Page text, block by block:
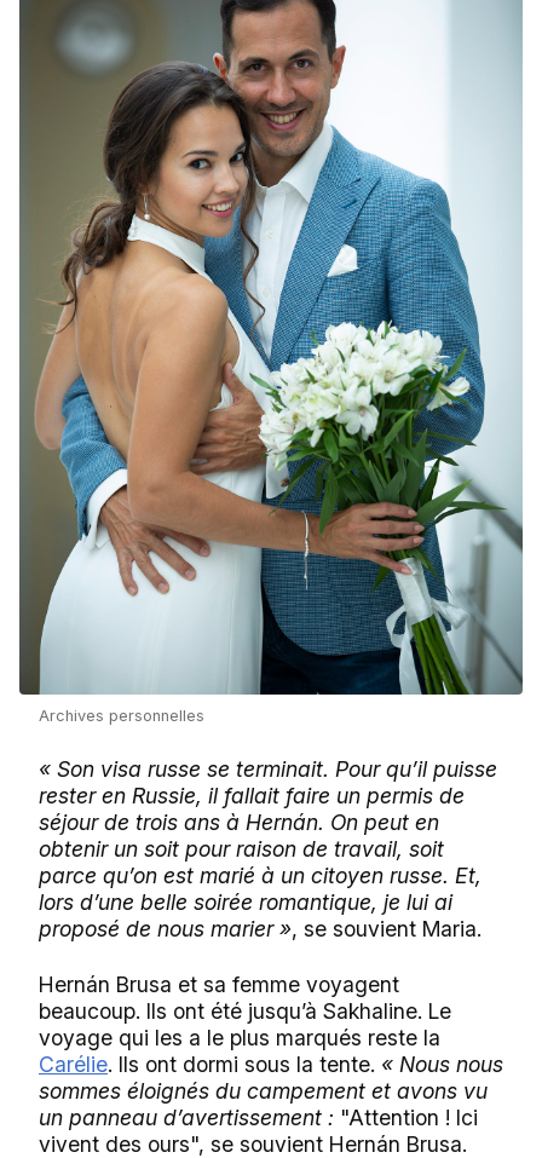
Archives personnelles
« Son visa russe se terminait. Pour qu’il puisse
rester en Russie, il fallait faire un permis de
séjour de trois ans à Hernán. On peut en
obtenir un soit pour raison de travail, soit
parce qu’on est marié à un citoyen russe. Et,
lors d’une belle soirée romantique, je lui ai
proposé de nous marier », se souvient Maria.
Hernán Brusa et sa femme voyagent
beaucoup. Ils ont été jusqu’à Sakhaline. Le
voyage qui les a le plus marqués reste la
Carélie. Ils ont dormi sous la tente. « Nous nous
sommes éloignés du campement et avons vu
un panneau d’avertissement : "Attention ! Ici
vivent des ours", se souvient Hernán Brusa.